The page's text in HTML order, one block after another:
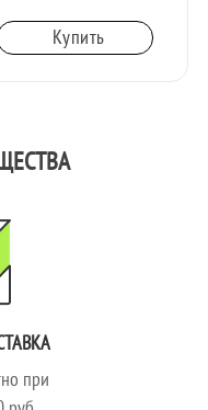
Купить
при